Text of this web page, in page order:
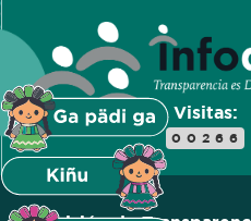
Visitas:
00266